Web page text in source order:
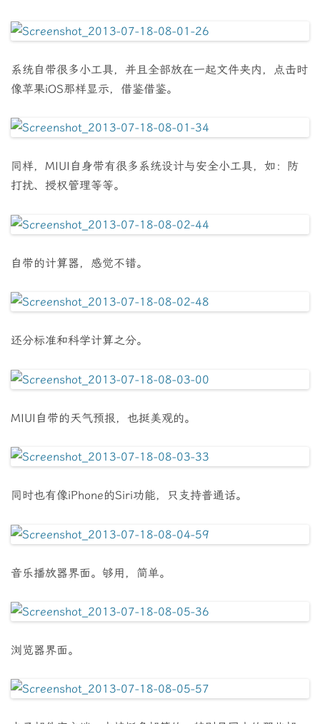
系统自带很多小工具，并且全部放在一起文件夹内，点击时
像苹果iOS那样显示，借鉴借鉴。
同样，MIUI自身带有很多系统设计与安全小工具，如：防
打扰、授权管理等等。
自带的计算器，感觉不错。
还分标准和科学计算之分。
MIUI自带的天气预报，也挺美观的。
同时也有像iPhone的Siri功能，只支持普通话。
音乐播放器界面。够用，简单。
浏览器界面。